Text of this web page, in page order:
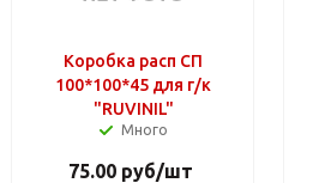
Коробка расп СП
100*100*45 для г/к
"RUVINIL"
Много
75.00 руб/шт